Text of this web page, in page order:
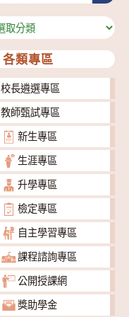
各類專區
校長遴選專區
教師甄試專區
新生專區
生涯專區
升學專區
檢定專區
自主學習專區
課程諮詢專區
公開授課網
獎助學金